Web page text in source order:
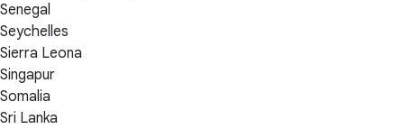
Senegal
Seychelles
Sierra Leona
Singapur
Somalia
Sri Lanka